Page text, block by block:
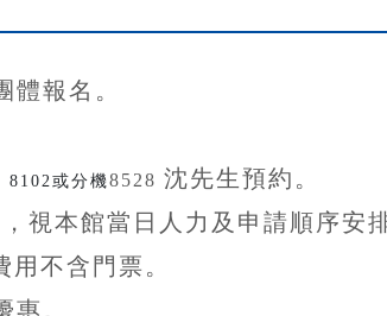
體報名。
8102或分機8528 沈先生預約。
視本館當日人力及申請順序安
用不含 門票。
惠 。